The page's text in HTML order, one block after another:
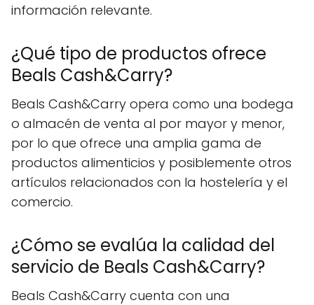
información relevante.
¿Qué tipo de productos ofrece
Beals Cash&Carry?
Beals Cash&Carry opera como una bodega
o almacén de venta al por mayor y menor,
por lo que ofrece una amplia gama de
productos alimenticios y posiblemente otros
artículos relacionados con la hostelería y el
comercio.
¿Cómo se evalúa la calidad del
servicio de Beals Cash&Carry?
Beals Cash&Carry cuenta con una